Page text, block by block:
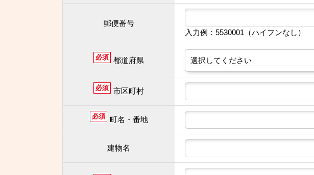
郵便番号
入力例：5530001（ハイフンなし）
必須 都道府県
必須 市区町村
必須 町名・番地
建物名